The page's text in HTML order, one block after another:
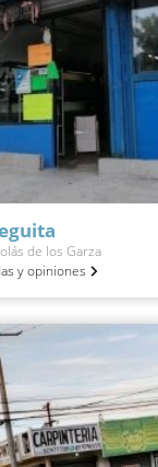
de los Garza
y opiniones